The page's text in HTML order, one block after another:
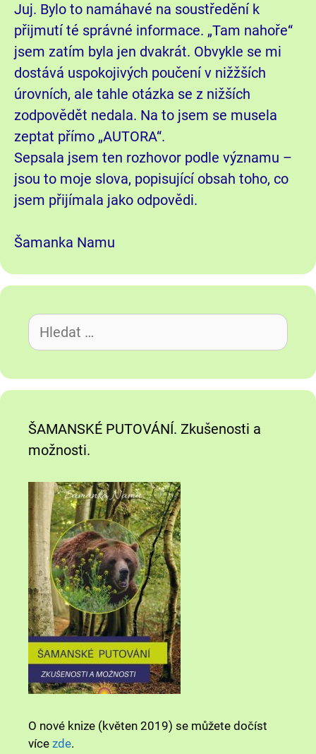
Juj. Bylo to namáhavé na soustředění k
přijmutí té správné informace. „Tam nahoře“
jsem zatím byla jen dvakrát. Obvykle se mi
dostává uspokojivých poučení v nižžších
úrovních, ale tahle otázka se z nižších
zodpovědět nedala. Na to jsem se musela
zeptat přímo „AUTORA“.
Sepsala jsem ten rozhovor podle významu –
jsou to moje slova, popisující obsah toho, co
jsem přijímala jako odpovědi.
Šamanka Namu
Hledat:
ŠAMANSKÉ PUTOVÁNÍ. Zkušenosti a
možnosti.
O nové knize (květen 2019) se můžete dočíst
více zde.